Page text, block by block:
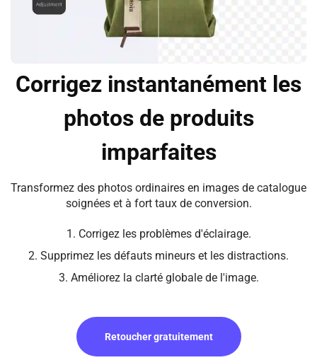
Corrigez instantanément les
photos de produits
imparfaites
Transformez des photos ordinaires en images de catalogue
soignées et à fort taux de conversion.
1. Corrigez les problèmes d'éclairage.
2. Supprimez les défauts mineurs et les distractions.
3. Améliorez la clarté globale de l'image.
Retoucher gratuitement